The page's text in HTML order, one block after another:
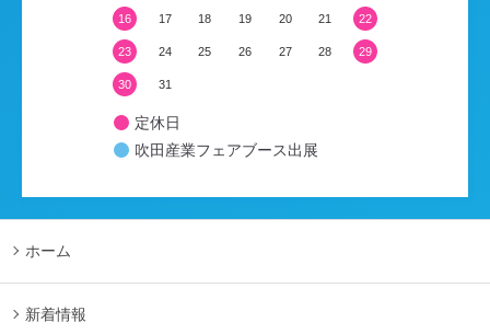
16 17 18 19 20 21 22
23 24 25 26 27 28 29
30 31
定休日
吹田産業フェアブース出展
ホーム
新着情報